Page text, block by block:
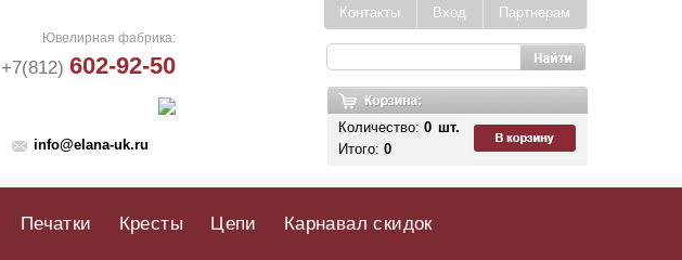
Ювелирная фабрика:
+7(812) 602-92-50
info@elana-uk.ru
Партнерам
Вход
Контакты
Количество: 0 шт.
Итого: 0
Печатки Кресты Цепи Карнавал скидок